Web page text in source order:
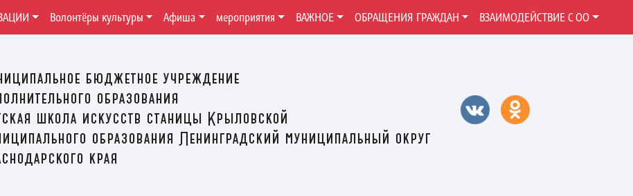
бюджетное учреждение
образования
школа искусств станицы Крыловской
образования Ленинградский муниципальный округ
края
Волонтёры культуры Афиша мероприятия ВАЖНОЕ ОБРАЩЕНИЯ ГРАЖДАН ВЗАИМОДЕЙСТВИЕ С ОО